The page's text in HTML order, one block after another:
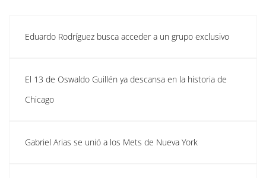
Eduardo Rodríguez busca acceder a un grupo exclusivo
El 13 de Oswaldo Guillén ya descansa en la historia de
Chicago
Gabriel Arias se unió a los Mets de Nueva York